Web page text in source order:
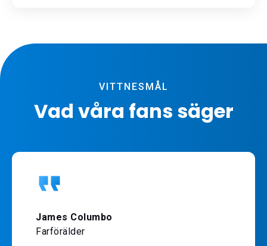
VITTNESMÅL
Vad våra fans säger
James Columbo
Farförälder